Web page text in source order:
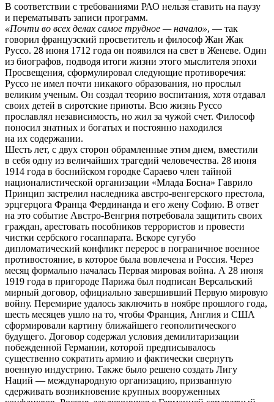
В соответствии с требованиями РАО нельзя ставить на паузу
и перематывать записи программ.
«Почти во всех делах самое трудное — начало», — так
говорил французский просветитель и философ Жан Жак
Руссо. 28 июня 1712 года он появился на свет в Женеве. Один
из биографов, подводя итоги жизни этого мыслителя эпохи
Просвещения, сформулировал следующие противоречия:
Руссо не имел почти никакого образования, но прослыл
великим ученым. Он создал теорию воспитания, хотя отдавал
своих детей в сиротские приюты. Всю жизнь Руссо
прославлял независимость, но жил за чужой счет. Философ
поносил знатных и богатых и постоянно находился
на их содержании.
Шесть лет, с двух сторон обрамленные этим днем, вместили
в себя одну из величайших трагедий человечества. 28 июня
1914 года в боснийском городке Сараево член тайной
националистической организации «Млада Босна» Гаврило
Принцип застрелил наследника австро-венгерского престола,
эрцгерцога Франца Фердинанда и его жену Софию. В ответ
на это событие Австро-Венгрия потребовала защитить своих
граждан, арестовать пособников террористов и провести
чистки сербского госаппарата. Вскоре сугубо
дипломатический конфликт перерос в пограничное военное
противостояние, в которое была вовлечена и Россия. Через
месяц формально началась Первая мировая война. А 28 июня
1919 года в пригороде Парижа был подписан Версальский
мирный договор, официально завершивший Первую мировую
войну. Перемирие удалось заключить в ноябре прошлого года,
шесть месяцев ушло на то, чтобы Франция, Англия и США
сформировали картину ближайшего геополитического
будущего. Договор содержал условия демилитаризации
побежденной Германии, которой предписывалось
существенно сократить армию и фактически свернуть
военную индустрию. Также было решено создать Лигу
Наций — международную организацию, призванную
сдерживать возникновение крупных вооруженных